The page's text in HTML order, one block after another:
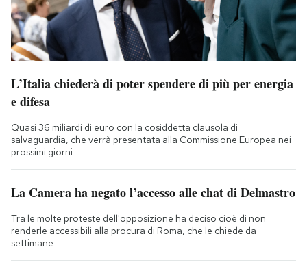
L’Italia chiederà di poter spendere di più per energia
e difesa
Quasi 36 miliardi di euro con la cosiddetta clausola di
salvaguardia, che verrà presentata alla Commissione Europea nei
prossimi giorni
La Camera ha negato l’accesso alle chat di Delmastro
Tra le molte proteste dell'opposizione ha deciso cioè di non
renderle accessibili alla procura di Roma, che le chiede da
settimane